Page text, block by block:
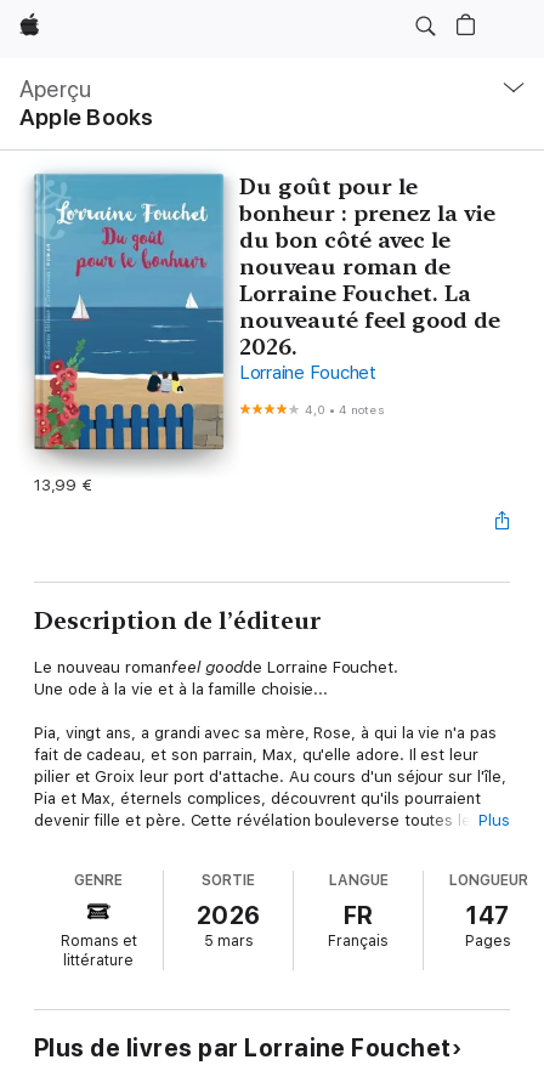
Apple
Aperçu
Apple Books
locale
Ouvrir
menu
Du goût pour le
bonheur : prenez la vie
du bon côté avec le
nouveau roman de
Lorraine Fouchet. La
nouveauté feel good de
2026.
Lorraine Fouchet
4,0 •4 notes
13,99 €
Description de l’éditeur
Le nouveau romanfeel goodde Lorraine Fouchet.
Une ode à la vie et à la famille choisie...
Pia, vingt ans, a grandi avec sa mère, Rose, à qui la vie n'a pas
fait de cadeau, et son parrain, Max, qu'elle adore. Il est leur
pilier et Groix leur port d'attache. Au cours d'un séjour sur l'île,
Pia et Max, éternels complices, découvrent qu'ils pourraient
devenir fille et père. Cette révélation bouleverse toutes leurs
que vivent ses personnages.
Parrain et filleule envisagent de se lancer alors dans une
procédure d'adoption sans en parler à Rose, qui de son côté
prépare une surprise que Pia n'appréciera guère. Sous le poids
devront se remettre en question.
Plus
GENRE
Romans et
littérature
SORTIE
2026
5 mars
LANGUE
FR
Français
LONGUEUR
147
Pages
Plus de livres par Lorraine Fouchet